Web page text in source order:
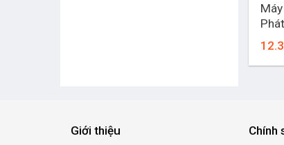
Phát
Giới thiệu Chính